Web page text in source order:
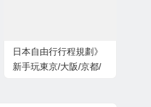
日本自由行行程規劃》
新手玩東京/大阪/京都/